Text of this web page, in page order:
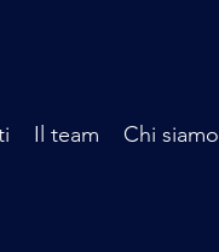
Il team Chi siamo